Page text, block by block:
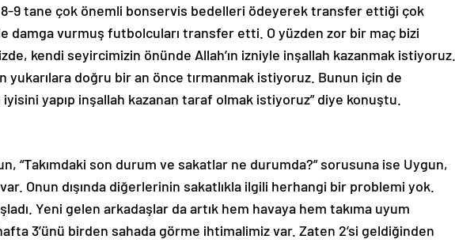
8-9 tane çok önemli bonservis bedelleri ödeyerek transfer ettiği çok
damga vurmuş futbolcuları transfer etti. O yüzden zor bir maç bizi
kendi seyircimizin önünde Allah’ın izniyle inşallah kazanmak istiyoruz.
yukarılara doğru bir an önce tırmanmak istiyoruz. Bunun için de
yapıp inşallah kazanan taraf olmak istiyoruz” diye konuştu.
“Takımdaki son durum ve sakatlar ne durumda?” sorusuna ise Uygun,
var. Onun dışında diğerlerinin sakatlıkla ilgili herhangi bir problemi yok.
Yeni gelen arkadaşlar da artık hem havaya hem takıma uyum
3’ünü birden sahada görme ihtimalimiz var. Zaten 2’si geldiğinden